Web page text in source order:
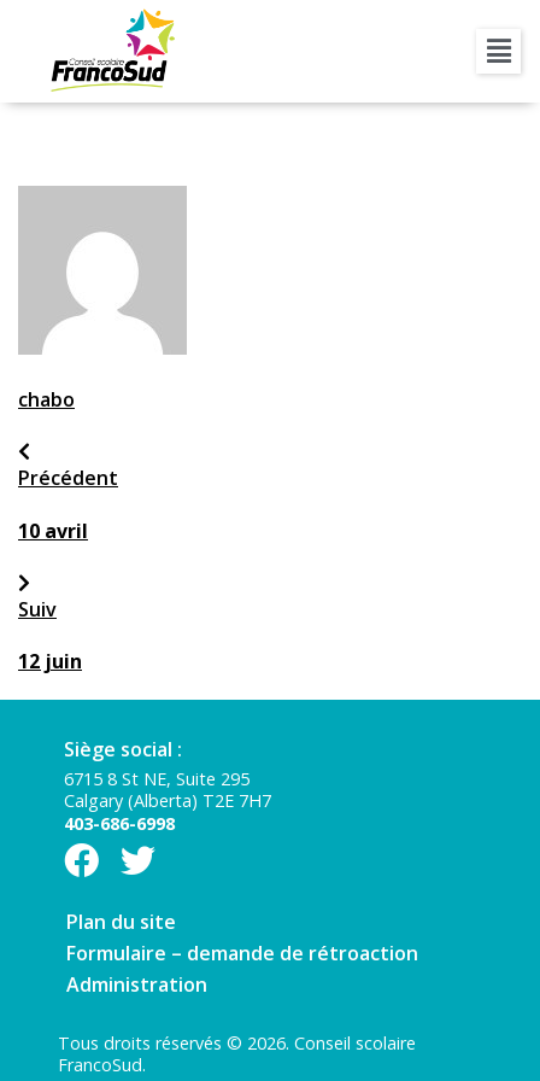
chabo
Précédent
10 avril
Suiv
12 juin
Siège social :
6715 8 St NE, Suite 295
Calgary (Alberta) T2E 7H7
403-686-6998
Plan du site
Formulaire – demande de rétroaction
Administration
Tous droits réservés © 2026. Conseil scolaire
FrancoSud.